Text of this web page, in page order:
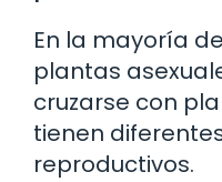
En la mayoría
plantas
cruzarse con
tienen
reproductivos.